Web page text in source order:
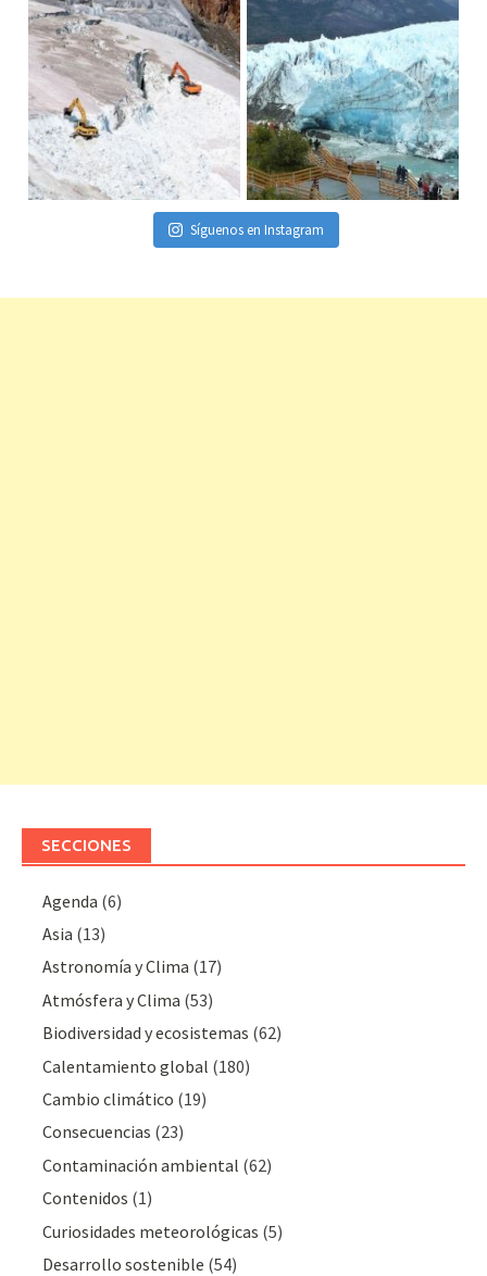
Síguenos en Instagram
SECCIONES
Agenda (6)
Asia (13)
Astronomía y Clima (17)
Atmósfera y Clima (53)
Biodiversidad y ecosistemas (62)
Calentamiento global (180)
Cambio climático (19)
Consecuencias (23)
Contaminación ambiental (62)
Contenidos (1)
Curiosidades meteorológicas (5)
Desarrollo sostenible (54)